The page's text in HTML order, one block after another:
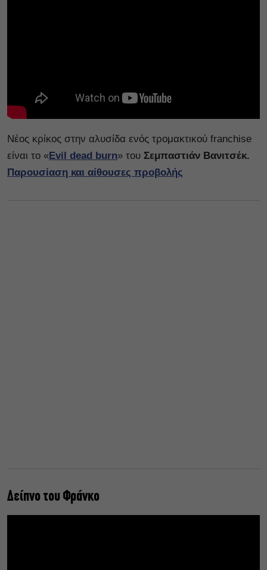
Νέος κρίκος στην αλυσίδα ενός τρομακτικού franchise
είναι το «Evil dead burn» του Σεμπαστιάν Βανιτσέκ.
Παρουσίαση και αίθουσες προβολής
Δείπνο του Φράνκο